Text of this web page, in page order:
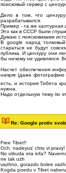
поисковый сервер с
Дело в том, что цензуру
разрабатывался.
Пример - та же халтурная
Это как в СССР были
Думаю с поисковиками
В google народ
стараться не будут
публика. И цензуру они
бы ничему не удивлялся.
Насчет обеспечения
напряг (даже фотографию
есть, и история Тибета
нужна.
Надо отдельную тему по
Re: Google protiv
Free Tibet!!
Och. nadeyus' chto vi pravy!
No otkuda eta infa?
ne tak uzh
vazhno, gorazdo bolee
Kogda poedu v Tibet